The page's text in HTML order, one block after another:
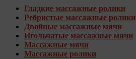
Гладкие массажные ролики
Ребристые массажные ролики
Двойные массажные мячи
Игольчатые массажные мячи
Массажные мячи
Массажные ролики